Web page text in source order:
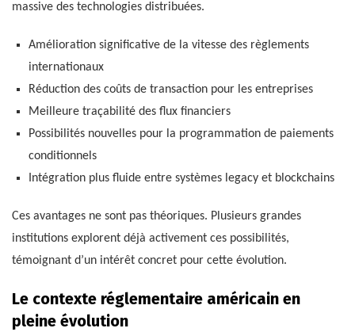
massive des technologies distribuées.
Amélioration significative de la vitesse des règlements
internationaux
Réduction des coûts de transaction pour les entreprises
Meilleure traçabilité des flux financiers
Possibilités nouvelles pour la programmation de paiements
conditionnels
Intégration plus fluide entre systèmes legacy et blockchains
Ces avantages ne sont pas théoriques. Plusieurs grandes
institutions explorent déjà activement ces possibilités,
témoignant d’un intérêt concret pour cette évolution.
Le contexte réglementaire américain en
pleine évolution